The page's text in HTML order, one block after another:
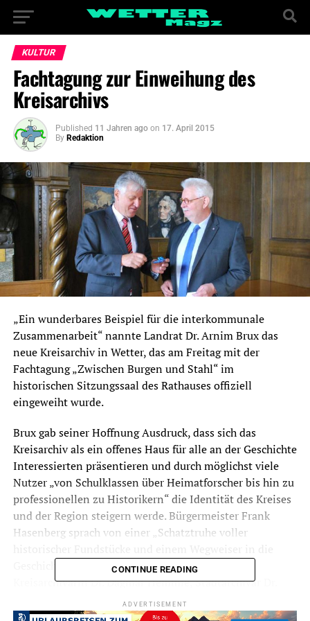
KULTUR
Fachtagung zur Einweihung des
Kreisarchivs
Published 11 Jahren ago on 17. April 2015
By Redaktion
„Ein wunderbares Beispiel für die interkommunale
Zusammenarbeit“ nannte Landrat Dr. Arnim Brux das
neue Kreisarchiv in Wetter, das am Freitag mit der
Fachtagung „Zwischen Burgen und Stahl“ im
historischen Sitzungssaal des Rathauses offiziell
eingeweiht wurde.
Brux gab seiner Hoffnung Ausdruck, dass sich das
Kreisarchiv als ein offenes Haus für alle an der Geschichte
Interessierten präsentieren und durch möglichst viele
Nutzer „von Schulklassen über Heimatforscher bis hin zu
professionellen zu Historikern“ die Identität des Kreises
und der Region steigern werde. Bürgermeister Frank
Hasenberg sprach von einer „Schatztruhe voller
Geschichte des Kreises.“ Beide dankten der
Kreisarchivarin Dr. Dagmar Hemmie, Stadtarchivar Dr.
Dietrich Thier als Leiter des Kreisarchivs sowie seiner
Mitarbeiterin Bianka Sachs für ihre Arbeit: „Sie sind es,
CONTINUE READING
ADVERTISEMENT